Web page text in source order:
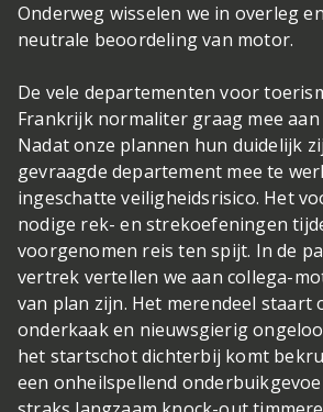
Onderweg wisselen we in overleg
neutrale beoordeling van motor.
De vele departementen voor
Frankrijk normaliter graag mee
Nadat onze plannen hun duidelijk
gevraagde departement mee te
ingeschatte veiligheidsrisico. Het
nodige rek- en strekoefeningen
voorgenomen reis ten spijt. In de
vertrek vertellen we aan collega-
van plan zijn. Het merendeel staart
onderkaak en nieuwsgierig
het startschot dichterbij komt
een onheilspellend